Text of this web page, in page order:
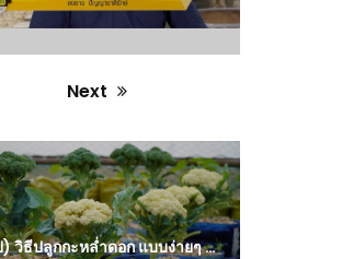
Next
Next
post:
(คลิป) วิธีปลูกกะหล่ำดอก แบบง่ายๆ – ผักสวนครัว : วีดีโอ เกษตร